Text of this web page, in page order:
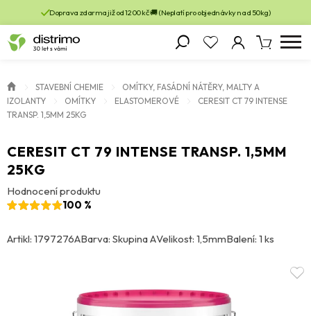
Doprava zdarma již od 1200 kč 🚚 (Neplatí pro objednávky nad 50kg)
STAVEBNÍ CHEMIE
OMÍTKY, FASÁDNÍ NÁTĚRY, MALTY A
IZOLANTY
OMÍTKY ELASTOMEROVÉ
CERESIT CT 79 INTENSE
TRANSP. 1,5MM 25KG
CERESIT CT 79 INTENSE TRANSP. 1,5MM
25KG
Hodnocení produktu
100 %
Artikl: 1797276ABarva: Skupina AVelikost: 1,5mmBalení: 1 ks